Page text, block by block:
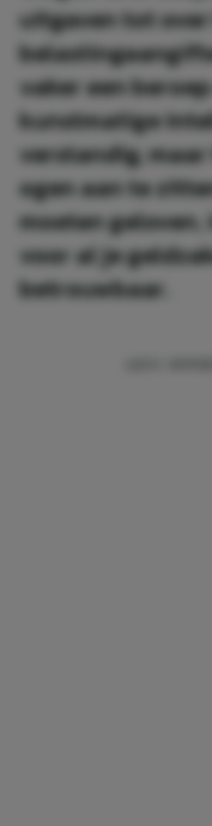
uitgaven tot
vaker een
kunstmatige
verstandig,
ogen aan te
moeten geloven,
voor al je
betrouwbaar.